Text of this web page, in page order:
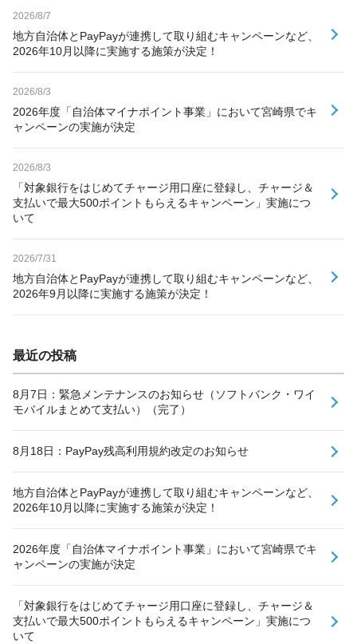
2026/8/7
地方自治体とPayPayが連携して取り組むキャンペーンなど、
2026年10月以降に実施する施策が決定！
2026/8/3
2026年度「自治体マイナポイント事業」において宮崎県でキ
ャンペーンの実施が決定
2026/8/3
「対象銀行をはじめてチャージ用口座に登録し、チャージ＆
支払いで最大500ポイントもらえるキャンペーン」実施につ
いて
2026/7/31
地方自治体とPayPayが連携して取り組むキャンペーンなど、
2026年9月以降に実施する施策が決定！
最近の投稿
8月7日：緊急メンテナンスのお知らせ（ソフトバンク・ワイ
モバイルまとめて支払い）（完了）
8月18日：PayPay残高利用規約改定のお知らせ
地方自治体とPayPayが連携して取り組むキャンペーンなど、
2026年10月以降に実施する施策が決定！
2026年度「自治体マイナポイント事業」において宮崎県でキ
ャンペーンの実施が決定
「対象銀行をはじめてチャージ用口座に登録し、チャージ＆
支払いで最大500ポイントもらえるキャンペーン」実施につ
いて